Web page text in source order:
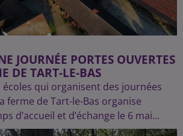
JOURNÉE PORTES OUVERTES
DE TART-LE-BAS
écoles qui organisent des journées
ferme de Tart-le-Bas organise
d’accueil et d’échange le 6 mai...